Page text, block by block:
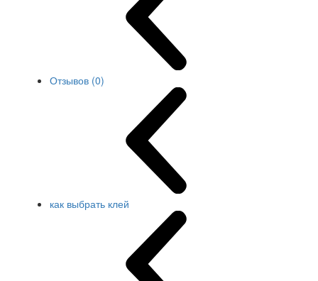
Отзывов (0)
как выбрать клей